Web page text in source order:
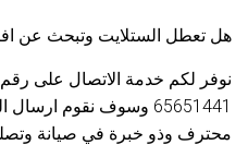
هل تعطل الستلايت وتبحث عن
نوفر لكم خدمة الاتصال على
65651441 وسوف نقوم
محترف وذو خبرة في صيانة